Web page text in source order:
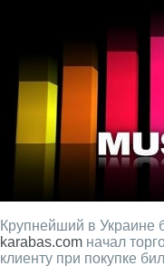
Крупнейший в Украине
karabas.com начал
клиенту при покупке